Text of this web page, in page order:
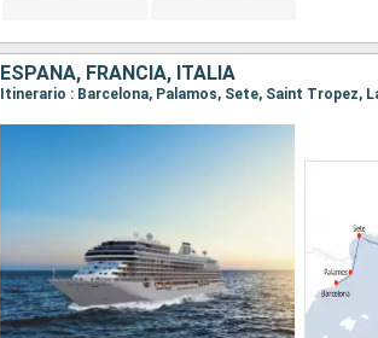
ESPAÑA, FRANCIA, ITALIA
Itinerario : Barcelona, Palamos, Sete, Saint Tropez,